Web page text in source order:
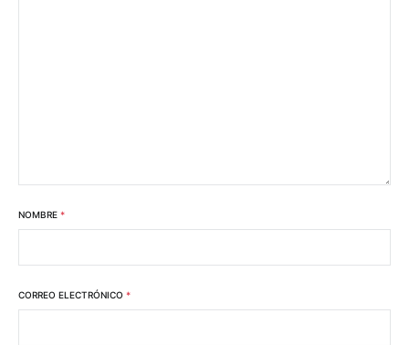
NOMBRE *
CORREO ELECTRÓNICO *